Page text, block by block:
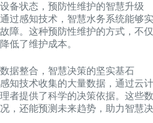
设备状态，预防性维护的智慧升级
通过感知技术，智慧水务系统能够
故障。这种预防性维护的方式，不
降低了维护成本。
数据整合，智慧决策的坚实基石
感知技术收集的大量数据，通过云
理者提供了科学的决策依据。这些
况，还能预测未来趋势，助力智慧决